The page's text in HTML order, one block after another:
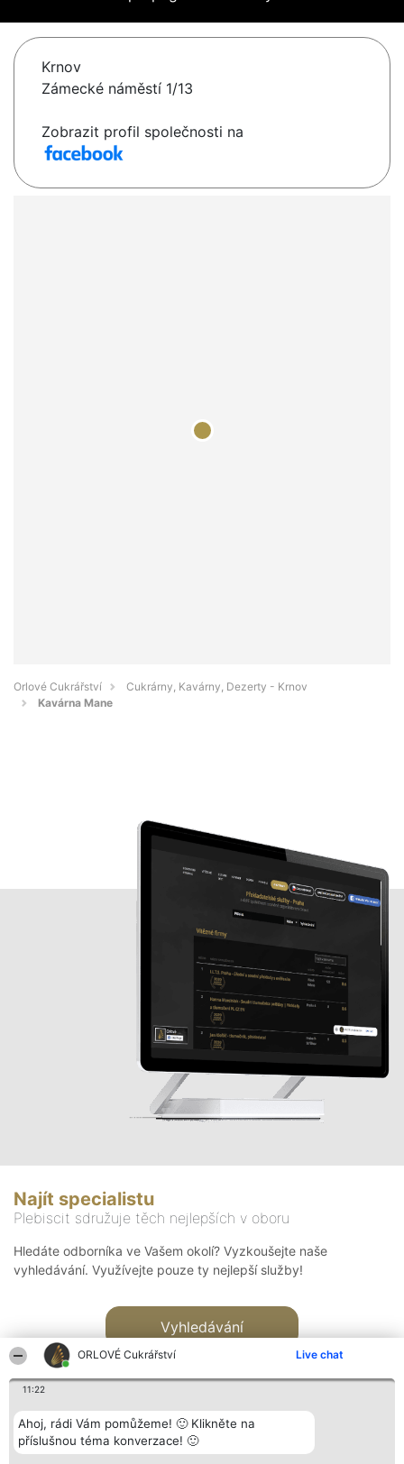
ORLOVÉ Cukrářství Live chat
11:22
Ahoj, rádi Vám pomůžeme! 🙂 Klikněte na
příslušnou téma konverzace! 🙂
Krnov
Zámecké náměstí 1/13
Zobrazit profil společnosti na
Orlové Cukrářství
Cukrárny, Kavárny, Dezerty - Krnov
Kavárna Mane
Najít specialistu
Plebiscit sdružuje těch nejlepších v oboru
Hledáte odborníka ve Vašem okolí? Vyzkoušejte naše
vyhledávání. Využívejte pouze ty nejlepší služby!
Vyhledávání